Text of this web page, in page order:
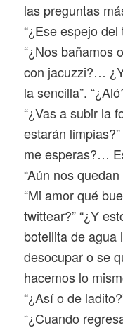
las preguntas
“¿Ese espejo
“¿Nos bañamos
con jacuzzi?…
la sencilla”.
“¿Vas a subir la
estarán
me esperas?…
“Aún nos
“Mi amor qué
twittear?” “¿Y
botellita de agua
desocupar o se
hacemos lo
“¿Así o de
“¿Cuando